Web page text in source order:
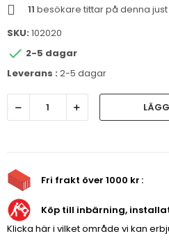
11 besökare tittar på denna just
SKU: 102020
 2-5 dagar
Leverans : 2-5 dagar
Fri frakt över 1000 kr
Köp till inbärning,
Klicka här i vilket område vi kan